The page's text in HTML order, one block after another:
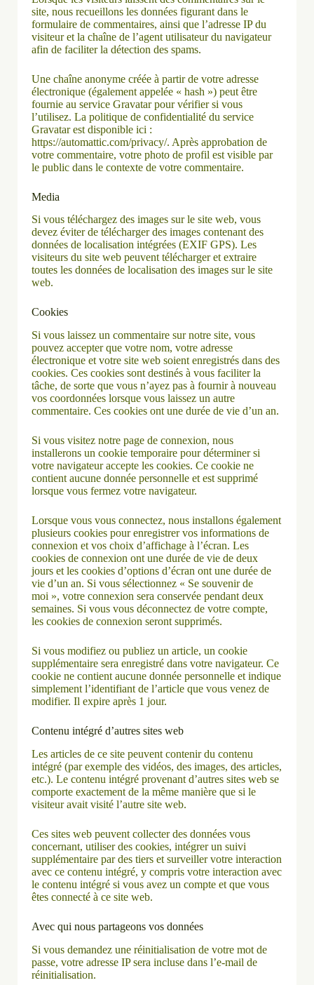
site, nous recueillons les données figurant dans le
formulaire de commentaires, ainsi que l’adresse IP du
visiteur et la chaîne de l’agent utilisateur du navigateur
afin de faciliter la détection des spams.
Une chaîne anonyme créée à partir de votre adresse
électronique (également appelée « hash ») peut être
fournie au service Gravatar pour vérifier si vous
l’utilisez. La politique de confidentialité du service
Gravatar est disponible ici :
https://automattic.com/privacy/. Après approbation de
votre commentaire, votre photo de profil est visible par
le public dans le contexte de votre commentaire.
Media
Si vous téléchargez des images sur le site web, vous
devez éviter de télécharger des images contenant des
données de localisation intégrées (EXIF GPS). Les
visiteurs du site web peuvent télécharger et extraire
toutes les données de localisation des images sur le site
web.
Cookies
Si vous laissez un commentaire sur notre site, vous
pouvez accepter que votre nom, votre adresse
électronique et votre site web soient enregistrés dans des
cookies. Ces cookies sont destinés à vous faciliter la
tâche, de sorte que vous n’ayez pas à fournir à nouveau
vos coordonnées lorsque vous laissez un autre
commentaire. Ces cookies ont une durée de vie d’un an.
Si vous visitez notre page de connexion, nous
installerons un cookie temporaire pour déterminer si
votre navigateur accepte les cookies. Ce cookie ne
contient aucune donnée personnelle et est supprimé
lorsque vous fermez votre navigateur.
Lorsque vous vous connectez, nous installons également
plusieurs cookies pour enregistrer vos informations de
connexion et vos choix d’affichage à l’écran. Les
cookies de connexion ont une durée de vie de deux
jours et les cookies d’options d’écran ont une durée de
vie d’un an. Si vous sélectionnez « Se souvenir de
moi », votre connexion sera conservée pendant deux
semaines. Si vous vous déconnectez de votre compte,
les cookies de connexion seront supprimés.
Si vous modifiez ou publiez un article, un cookie
supplémentaire sera enregistré dans votre navigateur. Ce
cookie ne contient aucune donnée personnelle et indique
simplement l’identifiant de l’article que vous venez de
modifier. Il expire après 1 jour.
Contenu intégré d’autres sites web
Les articles de ce site peuvent contenir du contenu
intégré (par exemple des vidéos, des images, des articles,
etc.). Le contenu intégré provenant d’autres sites web se
comporte exactement de la même manière que si le
visiteur avait visité l’autre site web.
Ces sites web peuvent collecter des données vous
concernant, utiliser des cookies, intégrer un suivi
supplémentaire par des tiers et surveiller votre interaction
avec ce contenu intégré, y compris votre interaction avec
le contenu intégré si vous avez un compte et que vous
êtes connecté à ce site web.
Avec qui nous partageons vos données
Si vous demandez une réinitialisation de votre mot de
passe, votre adresse IP sera incluse dans l’e-mail de
réinitialisation.